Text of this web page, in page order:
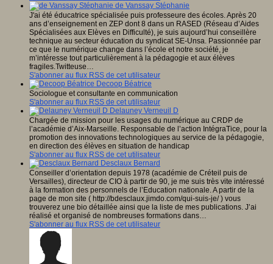
de Vanssay Stéphanie
J'ai été éducatrice spécialisée puis professeure des écoles. Après 20
ans d’enseignement en ZEP dont 8 dans un RASED (Réseau d’Aides
Spécialisées aux Elèves en Difficulté), je suis aujourd’hui conseillère
technique au secteur éducation du syndicat SE-Unsa. Passionnée par
ce que le numérique change dans l’école et notre société, je
m’intéresse tout particulièrement à la pédagogie et aux élèves
fragiles.Twitteuse…
S'abonner au flux RSS de cet utilisateur
Decoop Béatrice
Sociologue et consultante en communication
S'abonner au flux RSS de cet utilisateur
Delauney Verneuil D
Chargée de mission pour les usages du numérique au CRDP de
l’académie d’Aix-Marseille. Responsable de l’action IntégraTice, pour la
promotion des innovations technologiques au service de la pédagogie,
en direction des élèves en situation de handicap
S'abonner au flux RSS de cet utilisateur
Desclaux Bernard
Conseiller d’orientation depuis 1978 (académie de Créteil puis de
Versailles), directeur de CIO à partir de 90, je me suis très vite intéressé
à la formation des personnels de l’Education nationale. A partir de la
page de mon site ( http://bdesclaux.jimdo.com/qui-suis-je/ ) vous
trouverez une bio détaillée ainsi que la liste de mes publications. J’ai
réalisé et organisé de nombreuses formations dans…
S'abonner au flux RSS de cet utilisateur